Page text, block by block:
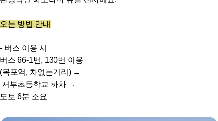
오는 방법 안내
- 버스 이용 시
버스 66-1번, 130번 이용
(목포역, 차없는거리) →
서부초등학교 하차 →
도보 6분 소요